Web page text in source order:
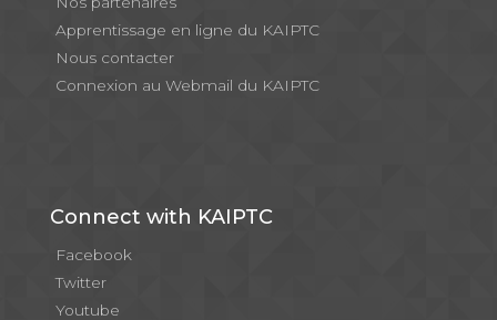
Apprentissage en ligne du KAIPTC
Nous contacter
Connexion au Webmail du KAIPTC
Connect with KAIPTC
Facebook
Twitter
Youtube